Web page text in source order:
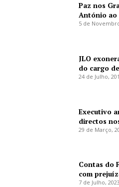
Paz nos
António ao
5 de
JLO
do cargo
24 de Julho,
Executivo
directos
29 de Março,
Contas do
com
7 de Julho, 2023